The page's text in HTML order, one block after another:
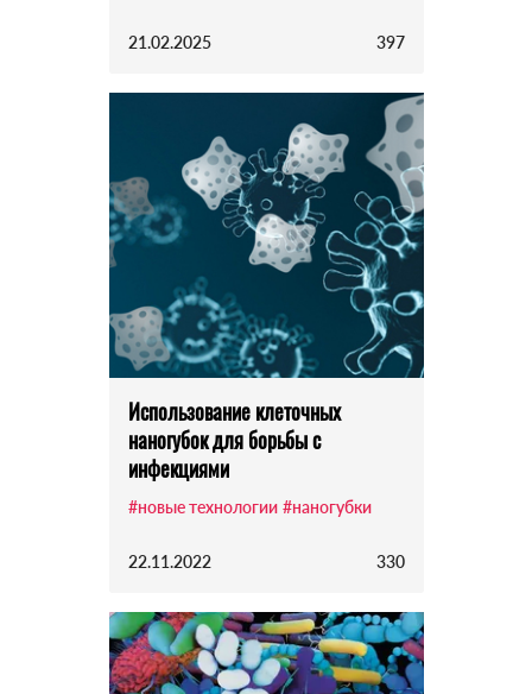
21.02.2025 397
Использование клеточных
наногубок для борьбы с
инфекциями
#новые технологии #наногубки
22.11.2022 330